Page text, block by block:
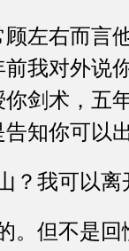
右而言他
前我对外说
你剑术，五
告知你可以
我可以离
但不是回